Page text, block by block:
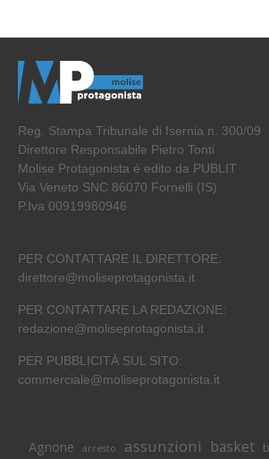
Reg. Stampa Tribunale di Isernia n. 300/09
Direttore Responsabile Pietro Tonti
Molise Protagonista è edito da PUBLIT
Via Veneto SNC 86070 Fornelli (IS)
P.Iva 00919980946
PER CONTATTARE IL DIRETTORE:
direttore@moliseprotagonista.it
PER CONTATTARE LA REDAZIONE:
redazione@moliseprotagonista.it
PER PUBBLICITÀ SUL SITO:
commerciale@moliseprotagonista.it
Agnone arresto assunzioni basket